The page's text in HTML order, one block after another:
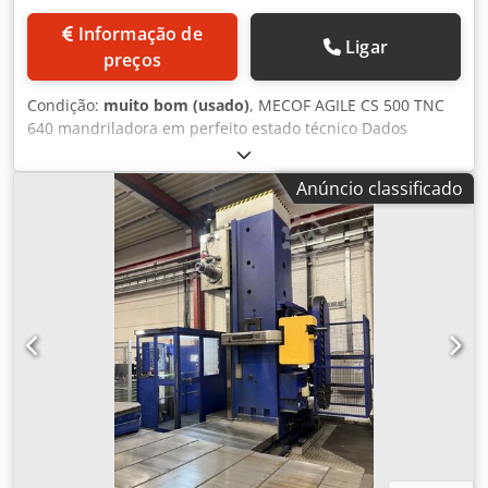
preços
Ligar
Condição: muito bom (usado), MECOF AGILE CS 500 TNC
640 mandriladora em perfeito estado técnico Dados
técnicos: - Fixação do fuso: ISO 50 - Curso longitudinal:
6.000 mm - Curso transversal: 1.250 mm - Curso vertical:
1.700 mm - Dimensão da mesa: 7.300 × 1.090 mm + (2
CUBOS 1.520 × 1.000 mm) - Rotação do fuso: 4.000 rpm -
Modelo CNC: fidia CXR - Capacidade do trocador de
ferramentas: PICK UP UTENSILI 10 POSTI (5 ISO 50 – 5 HSK
50 E) - Potência: 30 kW FUSO A MECOF AGILE CS 500 TNC
640 oferece uma ampla gama de funções e características
técnicas para atender às mais diversas demandas. Com
um curso longitudinal de 6.000 mm e transversal de 1.250
mm, permite operações de furação e fresagem precisas
em peças de grandes dimensões. O curso vertical de 1.700
mm proporciona máxima flexibilidade, permitindo o
trabalho em diferentes ângulos. A mesa mede 7.300 ×
1.090 mm e é complementada por dois cubos adicionais
Anúncio classificado